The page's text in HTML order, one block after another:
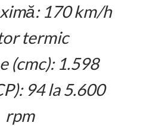
170 km/h
termic
(cmc): 1.598
94 la 5.600
rpm